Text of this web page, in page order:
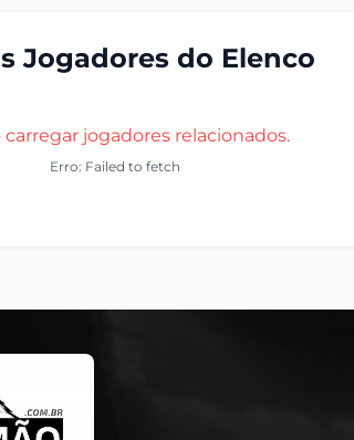
Jogadores do Elenco
carregar jogadores relacionados.
Erro: Failed to fetch